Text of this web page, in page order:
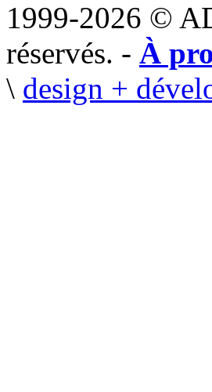
1999-2026 ©
réservés. - À
\ design +